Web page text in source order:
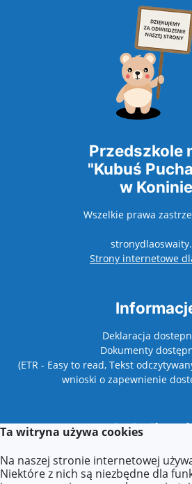
Przedszkole
"Kubuś
w Koninie
Wszelkie prawa
Strony internetowe
Deklaracja
Dokumenty
(ETR - Easy to read, Tekst
wnioski o zapewnienie
Wyszyńskiego
62-500 Konin
Ta witryna używa cookies
Na naszej stronie internetowej
Niektóre z nich są niezbędne dla